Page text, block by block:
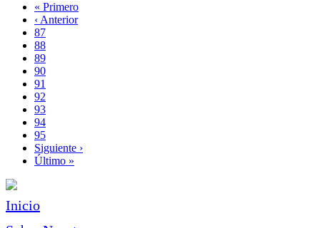
Paginación
Primera
página
« Primero
Página
anterior
‹ Anterior
Page
87
Page
88
Page
89
Page
90
Página
actual
91
Page
92
Page
93
Page
94
Page
95
Siguiente
página
Siguiente ›
Última
Último »
Inicio